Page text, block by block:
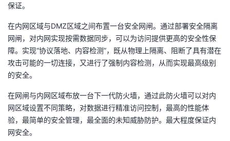
保证。
在内网区域与DMZ区域之间布置一台安全网闸。通过部署安全隔离
网闸，对内网实现按需数据同步，可以为访问提供更高的安全性保
障。实现“协议落地、内容检测”，既从物理上隔离、阻断了具有潜在
攻击可能的一切连接，又进行了强制内容检测，从而实现最高级别
的安全。
在网闸与内网区域布放一台下一代防火墙，通过此防火墙可以对内
网区域设置不同策略，对数据进行精准访问控制，最高的性能体
验，最简单的安全管理，最全面的未知威胁防护。最大程度保证内
网安全。